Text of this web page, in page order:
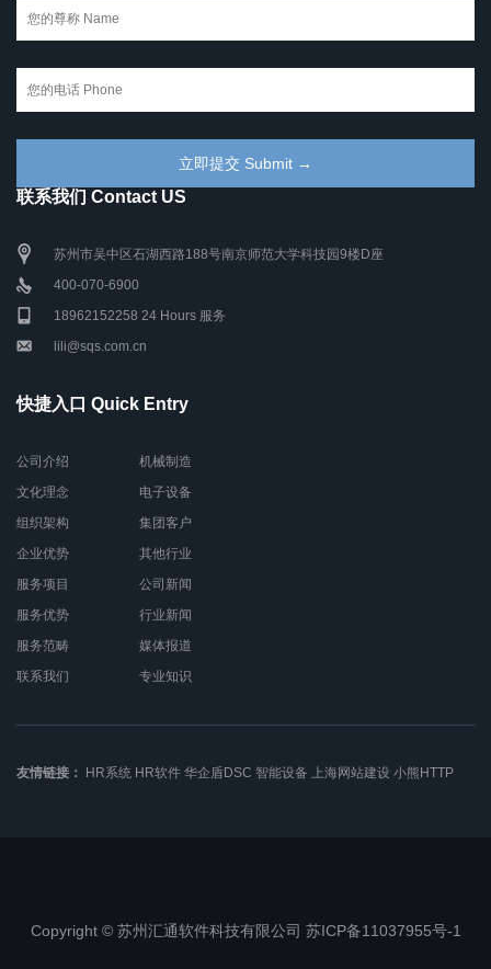
联系我们 Contact US
苏州市吴中区石湖西路188号南京师范大学科技园9楼D座
400-070-6900
18962152258 24 Hours 服务
lili@sqs.com.cn
快捷入口 Quick Entry
公司介绍
文化理念
组织架构
企业优势
服务项目
服务优势
服务范畴
联系我们
机械制造
电子设备
集团客户
其他行业
公司新闻
行业新闻
媒体报道
专业知识
友情链接： HR系统 HR软件 华企盾DSC 智能设备 上海网站建设 小熊HTTP
Copyright © 苏州汇通软件科技有限公司 苏ICP备11037955号-1